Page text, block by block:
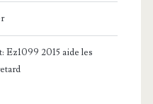
Ez1099 2015 aide les